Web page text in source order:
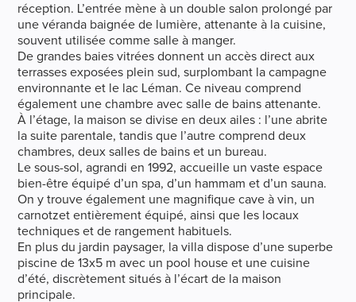
réception. L’entrée mène à un double salon prolongé par
une véranda baignée de lumière, attenante à la cuisine,
souvent utilisée comme salle à manger.
De grandes baies vitrées donnent un accès direct aux
terrasses exposées plein sud, surplombant la campagne
environnante et le lac Léman. Ce niveau comprend
également une chambre avec salle de bains attenante.
À l’étage, la maison se divise en deux ailes : l’une abrite
la suite parentale, tandis que l’autre comprend deux
chambres, deux salles de bains et un bureau.
Le sous-sol, agrandi en 1992, accueille un vaste espace
bien-être équipé d’un spa, d’un hammam et d’un sauna.
On y trouve également une magnifique cave à vin, un
carnotzet entièrement équipé, ainsi que les locaux
techniques et de rangement habituels.
En plus du jardin paysager, la villa dispose d’une superbe
piscine de 13x5 m avec un pool house et une cuisine
d’été, discrètement situés à l’écart de la maison
principale.